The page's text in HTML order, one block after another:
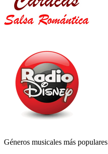
Géneros musicales más populares